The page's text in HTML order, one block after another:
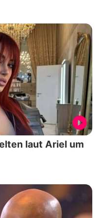
laut Ariel um